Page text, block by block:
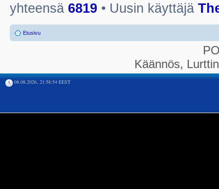
yhteensä 6819 • Uusin käyttäjä
Etusivu
Käännös,
08.08.2026, 21:58:54 EEST